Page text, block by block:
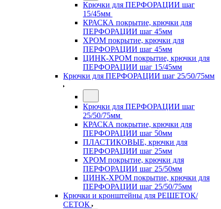
Крючки для ПЕРФОРАЦИИ шаг
15/45мм
КРАСКА покрытие, крючки для
ПЕРФОРАЦИИ шаг 45мм
ХРОМ покрытие, крючки для
ПЕРФОРАЦИИ шаг 45мм
ЦИНК-ХРОМ покрытие, крючки для
ПЕРФОРАЦИИ шаг 15/45мм
Крючки для ПЕРФОРАЦИИ шаг 25/50/75мм
Крючки для ПЕРФОРАЦИИ шаг
25/50/75мм
КРАСКА покрытие, крючки для
ПЕРФОРАЦИИ шаг 50мм
ПЛАСТИКОВЫЕ, крючки для
ПЕРФОРАЦИИ шаг 25мм
ХРОМ покрытие, крючки для
ПЕРФОРАЦИИ шаг 25/50мм
ЦИНК-ХРОМ покрытие, крючки для
ПЕРФОРАЦИИ шаг 25/50/75мм
Крючки и кронштейны для РЕШЕТОК/
СЕТОК